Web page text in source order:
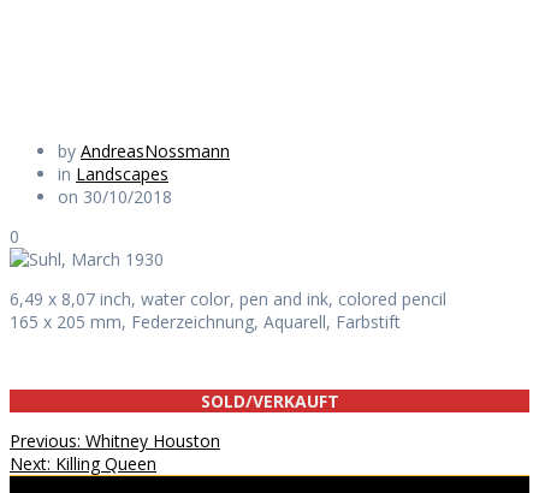
by AndreasNossmann
in Landscapes
on 30/10/2018
0
6,49 x 8,07 inch, water color, pen and ink, colored pencil
165 x 205 mm, Federzeichnung, Aquarell, Farbstift
SOLD/VERKAUFT
Beitragsnavigation
Previous: Previous
post:
Whitney Houston
Next: Next
Killing Queen